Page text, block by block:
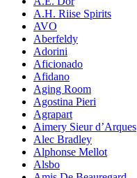
A.H. Riise Spirits
AVO
Aberfeldy
Adorini
Aficionado
Afidano
Aging Room
Agostina Pieri
Agrapart
Aimery Sieur d’Arques
Alec Bradley
Alphonse Mellot
Alsbo